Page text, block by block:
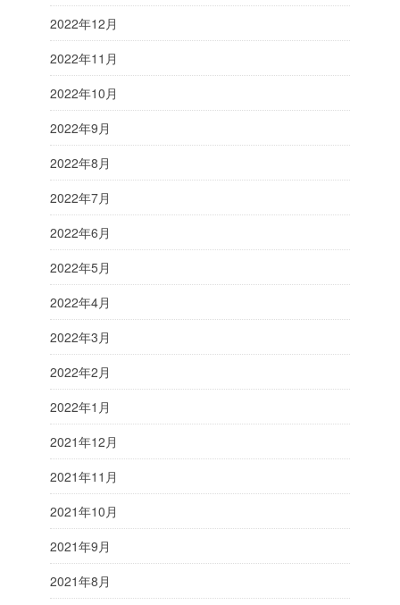
2022年12月
2022年11月
2022年10月
2022年9月
2022年8月
2022年7月
2022年6月
2022年5月
2022年4月
2022年3月
2022年2月
2022年1月
2021年12月
2021年11月
2021年10月
2021年9月
2021年8月